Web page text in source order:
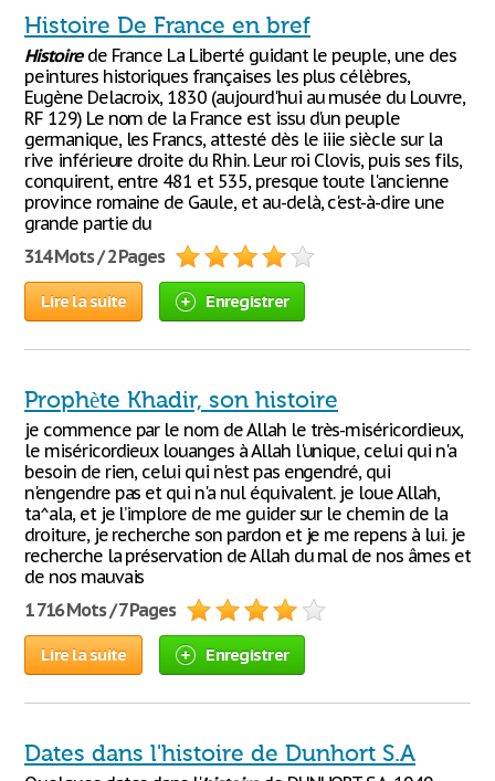
Histoire De France en bref
Histoirede France La Liberté guidant le peuple, une des
peintures historiques françaises les plus célèbres,
Eugène Delacroix, 1830 (aujourd'hui au musée du Louvre,
RF 129) Le nom de la France est issu d'un peuple
germanique, les Francs, attesté dès le iiie siècle sur la
rive inférieure droite du Rhin. Leur roi Clovis, puis ses fils,
conquirent, entre 481 et 535, presque toute l'ancienne
province romaine de Gaule, et au-delà, c'est-à-dire une
grande partie du
314 Mots / 2 Pages
Lire la suite Enregistrer
Prophète Khadir, son histoire
je commence par le nom de Allah le très-miséricordieux,
le miséricordieux louanges à Allah l'unique, celui qui n'a
besoin de rien, celui qui n'est pas engendré, qui
n'engendre pas et qui n'a nul équivalent. je loue Allah,
ta^ala, et je l’implore de me guider sur le chemin de la
droiture, je recherche son pardon et je me repens à lui. je
recherche la préservation de Allah du mal de nos âmes et
de nos mauvais
1 716 Mots / 7 Pages
Lire la suite Enregistrer
Dates dans l'histoire de Dunhort S.A